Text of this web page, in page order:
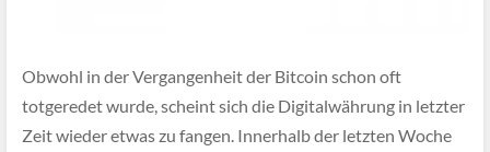
Obwohl in der Vergangenheit der Bitcoin schon oft
totgeredet wurde, scheint sich die Digitalwährung in letzter
Zeit wieder etwas zu fangen. Innerhalb der letzten Woche